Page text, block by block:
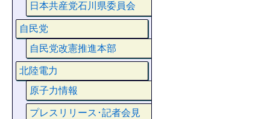
日本共産党石川県委員会
自民党
自民党改憲推進本部
北陸電力
原子力情報
プレスリリース･記者会見